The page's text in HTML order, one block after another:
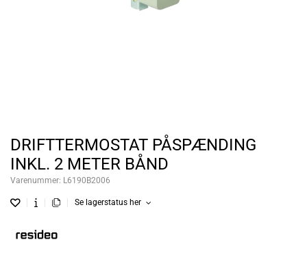
DRIFTTERMOSTAT PÅSPÆNDING
INKL. 2 METER BÅND
Varenummer: L6190B2006
Se lagerstatus her